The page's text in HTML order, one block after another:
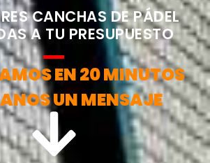
CANCHAS DE PÁDEL
A TU PRESUPUESTO
EN 20 MINUTOS
UN MENSAJE